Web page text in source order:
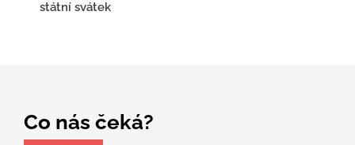
státní svátek
Co nás čeká?